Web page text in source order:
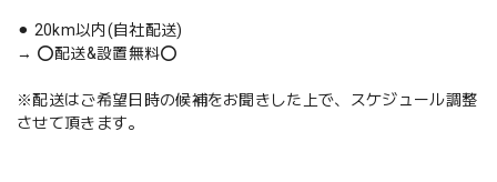
⚫︎ 20km以内(自社配送)
→ ⭕️配送&設置無料⭕️
※配送はご希望日時の候補をお聞きした上で、スケジュール調整
させて頂きます。